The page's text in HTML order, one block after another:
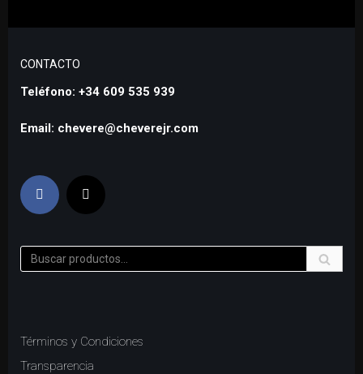
CONTACTO
Teléfono: +34 609 535 939
Email: chevere@cheverejr.com
Términos y Condiciones
Transparencia